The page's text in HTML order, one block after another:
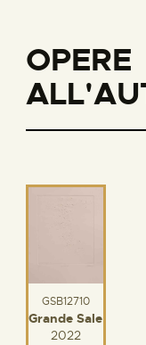
GSB12710
Grande Sale
2022